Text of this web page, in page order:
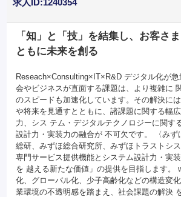
求人ID:1240354
「知」と「技」を結集し、お客さ
ともに未来を創る
Reseach×Consulting×IT×R&D デジタル化が
会やビジネスが直面する課題は、より複雑に
のスピードも加速化しています。その解決に
や将来を見通すとともに、諸課題に関する幅
力、シス テム・デジタルテクノロジーに関す
設計力・実装力の融合が 不可欠です。 〈みず
総研、みずほ総合研究所、みずほトラストシ
専門サービス提供機能とシステム設計力・実
を 越える新たな価値」の提供を目指します。
化、グローバル化、少子高齢化などの構造変
業環境の不透明感を踏まえ、社会課題の解決